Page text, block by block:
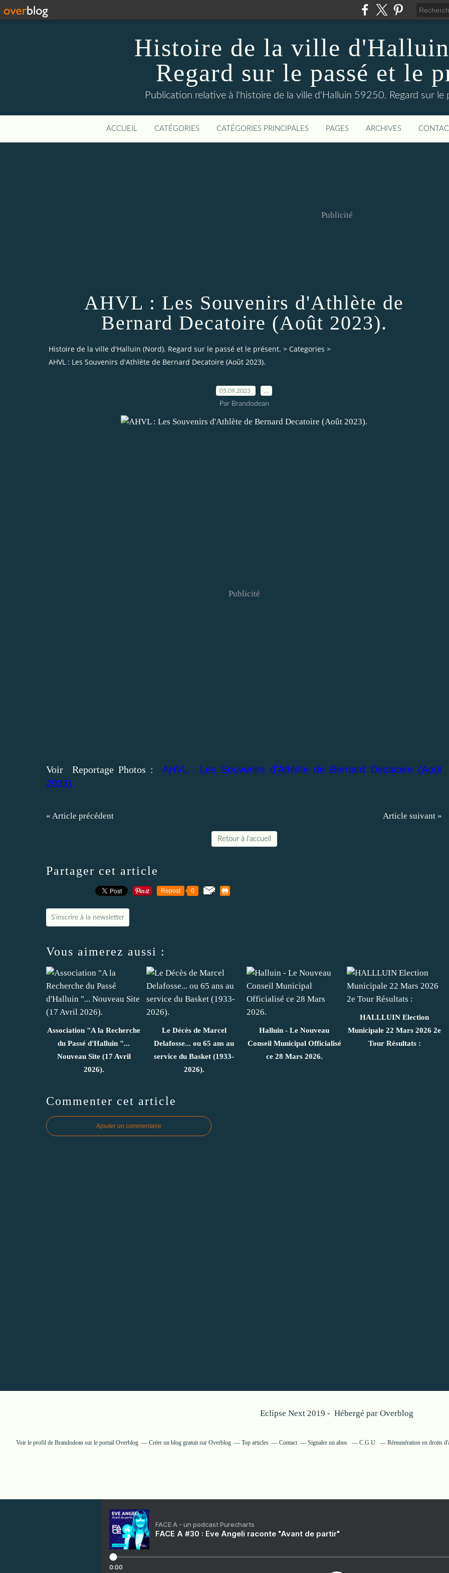
Histoire de la ville
Regard sur le passé et le
Publication relative à l'histoire de la ville d'Halluin 59250. Regard sur le
ACCUEIL CATÉGORIES CATÉGORIES PRINCIPALES PAGES ARCHIVES
Publicité
AHVL : Les Souvenirs d'Athlète de
Bernard Decatoire (Août 2023).
Histoire de la ville d'Halluin (Nord). Regard sur le passé et le présent. > Categories >
AHVL : Les Souvenirs d'Athlète de Bernard Decatoire (Août 2023).
05.09.2023
Par Brandodean
Publicité
Voir Reportage Photos : AHVL : Les Souvenirs d'Athlète de Bernard Decatoire (Août
2023).
« Article précédent Article suivant »
Retour à l'accueil
Partager cet article
Repost 0
S'inscrire à la newsletter
Vous aimerez aussi :
Association "A la Recherche
du Passé d'Halluin "...
Nouveau Site (17 Avril
2026).
Le Décès de Marcel
Delafosse... ou 65 ans au
service du Basket (1933-
2026).
Halluin - Le Nouveau
Conseil Municipal Officialisé
ce 28 Mars 2026.
HALLLUIN Election
Municipale 22 Mars 2026 2e
Tour Résultats :
Commenter cet article
Ajouter un commentaire
Eclipse Next 2019 - Hébergé par Overblog
Voir le profil de Brandodean sur le portail Overblog Créer un blog gratuit sur Overblog Top articles Contact Signaler un abus C.G.U. Rémunération en droits
FACE A - un podcast Purecharts
FACE A #30 : Eve Angeli raconte "Avant de partir"
0:00